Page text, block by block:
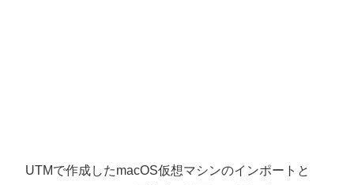
UTMで作成したmacOS仮想マシンのインポートと